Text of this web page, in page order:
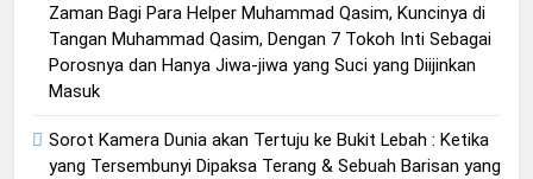
Zaman Bagi Para Helper Muhammad Qasim, Kuncinya di
Tangan Muhammad Qasim, Dengan 7 Tokoh Inti Sebagai
Porosnya dan Hanya Jiwa-jiwa yang Suci yang Diijinkan
Masuk
Sorot Kamera Dunia akan Tertuju ke Bukit Lebah : Ketika
yang Tersembunyi Dipaksa Terang & Sebuah Barisan yang